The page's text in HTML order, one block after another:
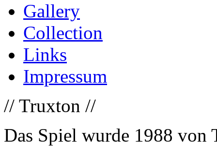
Gallery
Collection
Links
Impressum
// Truxton //
Das Spiel wurde 1988 von